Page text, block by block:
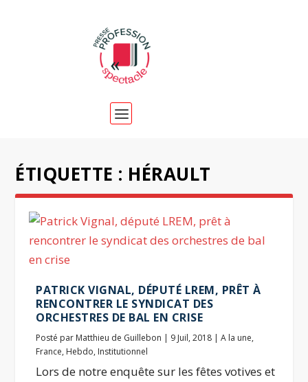
ÉTIQUETTE : HÉRAULT
PATRICK VIGNAL, DÉPUTÉ LREM, PRÊT À
RENCONTRER LE SYNDICAT DES
ORCHESTRES DE BAL EN CRISE
Posté par Matthieu de Guillebon | 9 Juil, 2018 |A la une,
France, Hebdo, Institutionnel
Lors de notre enquête sur les fêtes votives et